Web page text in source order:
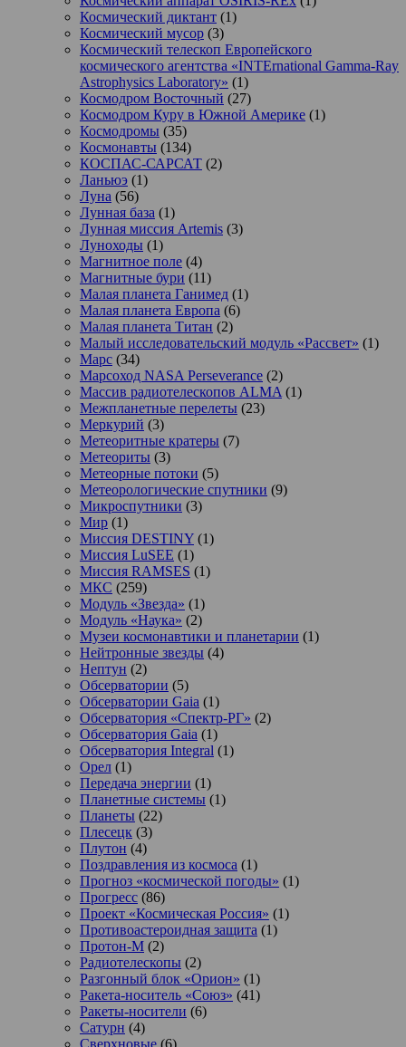
Космический диктант (1)
Космический мусор (3)
Космический телескоп Европейского
космического агентства «INTErnational Gamma-Ray
Astrophysics Laboratory» (1)
Космодром Восточный (27)
Космодром Куру в Южной Америке (1)
Космодромы (35)
Космонавты (134)
КОСПАС-САРСАТ (2)
Ланьюэ (1)
Луна (56)
Лунная база (1)
Лунная миссия Artemis (3)
Луноходы (1)
Магнитное поле (4)
Магнитные бури (11)
Малая планета Ганимед (1)
Малая планета Европа (6)
Малая планета Титан (2)
Малый исследовательский модуль «Рассвет» (1)
Марс (34)
Марсоход NASA Perseverance (2)
Массив радиотелескопов ALMA (1)
Межпланетные перелеты (23)
Меркурий (3)
Метеоритные кратеры (7)
Метеориты (3)
Метеорные потоки (5)
Метеорологические спутники (9)
Микроспутники (3)
Мир (1)
Миссия DESTINY (1)
Миссия LuSEE (1)
Миссия RAMSES (1)
МКС (259)
Модуль «Звезда» (1)
Модуль «Наука» (2)
Музеи космонавтики и планетарии (1)
Нейтронные звезды (4)
Нептун (2)
Обсерватории (5)
Обсерватории Gaia (1)
Обсерватория «Спектр-РГ» (2)
Обсерватория Gaia (1)
Обсерватория Integral (1)
Орел (1)
Передача энергии (1)
Планетные системы (1)
Планеты (22)
Плесецк (3)
Плутон (4)
Поздравления из космоса (1)
Прогноз «космической погоды» (1)
Прогресс (86)
Проект «Космическая Россия» (1)
Противоастероидная защита (1)
Протон-М (2)
Радиотелескопы (2)
Разгонный блок «Орион» (1)
Ракета-носитель «Союз» (41)
Ракеты-носители (6)
Сатурн (4)
Сверхновые (6)